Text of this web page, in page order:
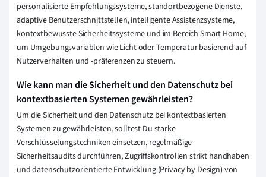
personalisierte Empfehlungssysteme, standortbezogene Dienste,
adaptive Benutzerschnittstellen, intelligente Assistenzsysteme,
kontextbewusste Sicherheitssysteme und im Bereich Smart Home,
um Umgebungsvariablen wie Licht oder Temperatur basierend auf
Nutzerverhalten und -präferenzen zu steuern.
Wie kann man die Sicherheit und den Datenschutz bei
kontextbasierten Systemen gewährleisten?
Um die Sicherheit und den Datenschutz bei kontextbasierten
Systemen zu gewährleisten, solltest Du starke
Verschlüsselungstechniken einsetzen, regelmäßige
Sicherheitsaudits durchführen, Zugriffskontrollen strikt handhaben
und datenschutzorientierte Entwicklung (Privacy by Design) von